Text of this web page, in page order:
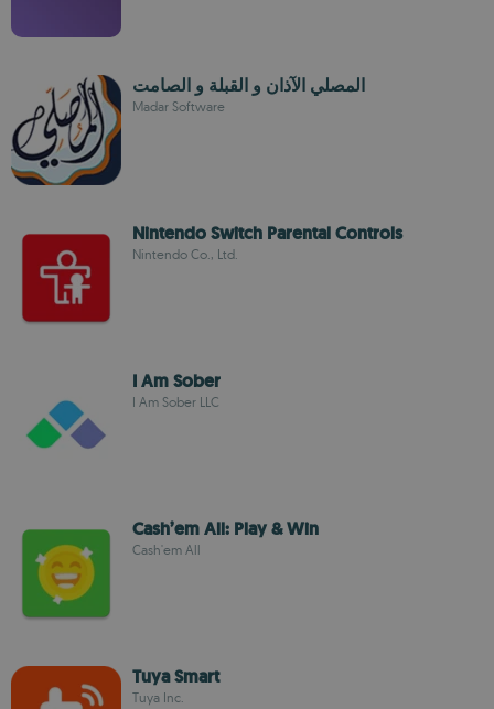
المصلي الآذان و القبلة و الصامت
Madar Software
Nintendo Switch Parental Controls
Nintendo Co., Ltd.
I Am Sober
I Am Sober LLC
Cash’em All: Play & Win
Cash'em All
Tuya Smart
Tuya Inc.